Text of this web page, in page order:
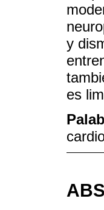
y
es